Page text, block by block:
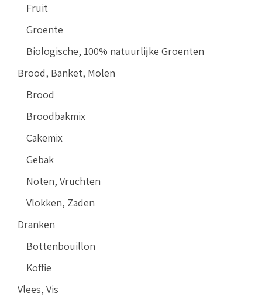
Fruit
Groente
Biologische, 100% natuurlijke Groenten
Brood, Banket, Molen
Brood
Broodbakmix
Cakemix
Gebak
Noten, Vruchten
Vlokken, Zaden
Dranken
Bottenbouillon
Koffie
Vlees, Vis